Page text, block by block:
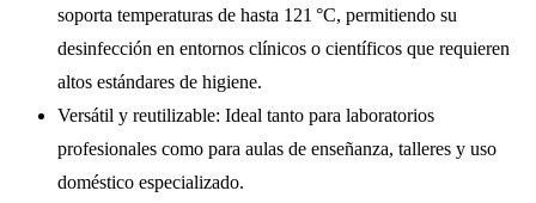
soporta temperaturas de hasta 121 °C, permitiendo su
desinfección en entornos clínicos o científicos que requieren
altos estándares de higiene.
Versátil y reutilizable: Ideal tanto para laboratorios
profesionales como para aulas de enseñanza, talleres y uso
doméstico especializado.